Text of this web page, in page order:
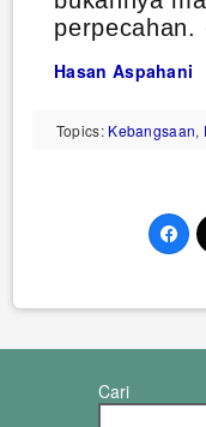
perpecahan.
Hasan Aspahani
Topics: Kebangsaan,
Cari